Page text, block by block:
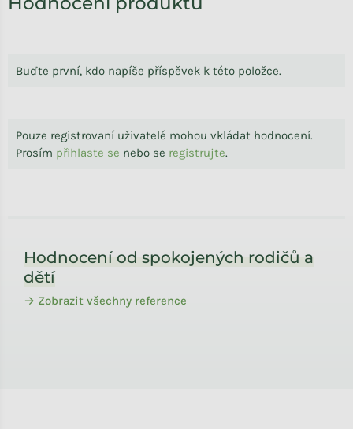
Buďte první, kdo napíše příspěvek k této položce.
Pouze registrovaní uživatelé mohou vkládat hodnocení.
Prosím přihlaste se nebo se registrujte.
Hodnocení od spokojených rodičů a
dětí
→ Zobrazit všechny reference